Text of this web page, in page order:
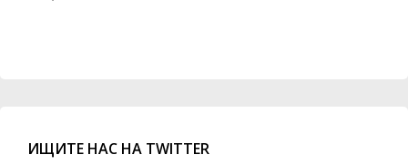
ИЩИТЕ НАС НА TWITTER